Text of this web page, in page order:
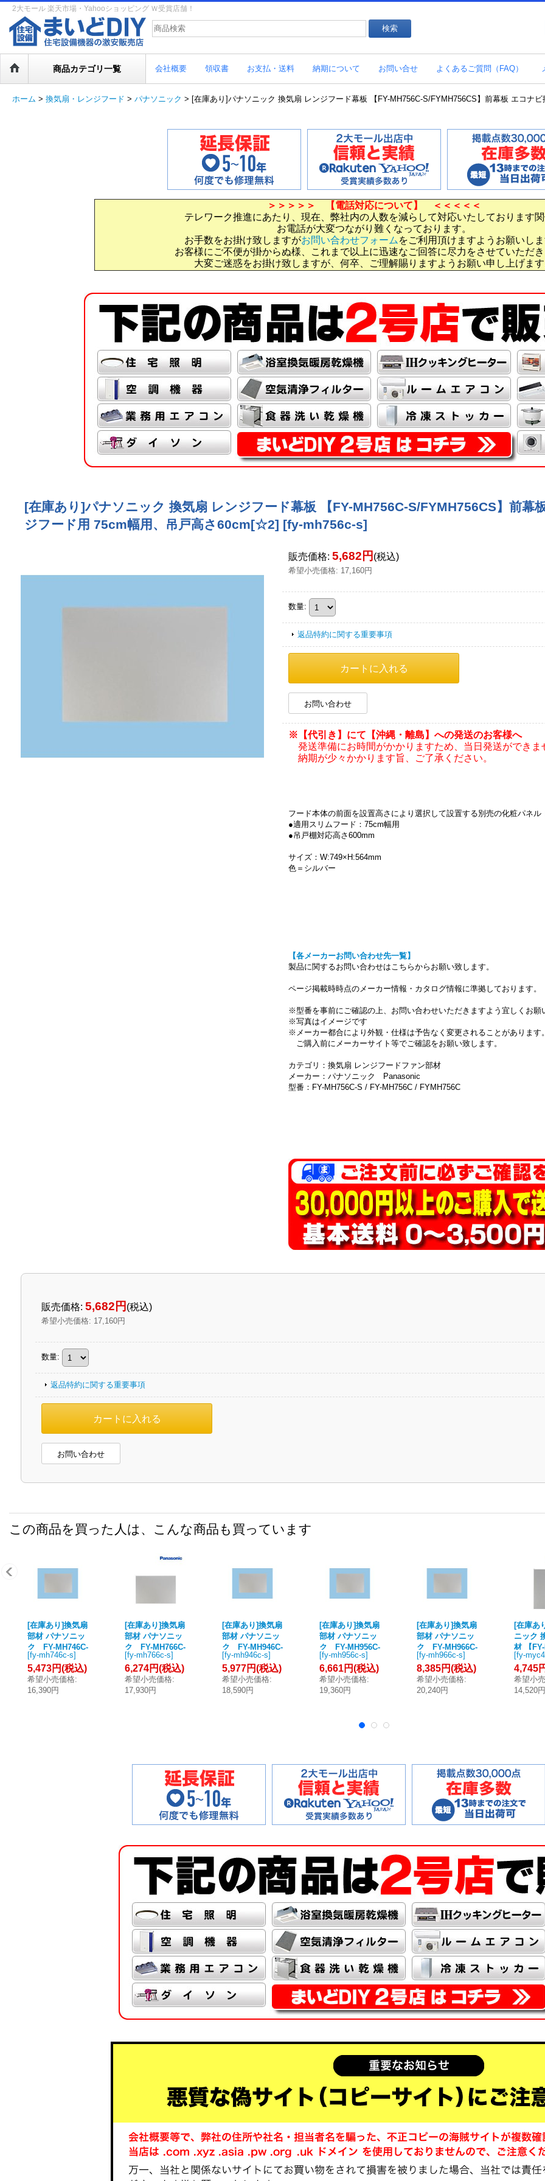
2大モール 楽天市場・Yahooショッピング Ｗ受賞店舗！
商品カテゴリ一覧 会社概要 領収書 お支払・送料 納期について お問い合せ よくあるご質問（FAQ）
ホーム > 換気扇・レンジフード > パナソニック > [在庫あり]パナソニック 換気扇 レンジフード幕板 【FY-MH756C-S/FYMH756CS】前幕板 エコナ
＞＞＞＞＞ 【電話対応について】 ＜＜＜＜＜
テレワーク推進にあたり、現在、弊社内の人数を減らして対応いたしております
お電話が大変つながり難くなっております。
お手数をお掛け致しますがお問い合わせフォーム をご利用頂けますようお願いしま
お客様にご不便が掛からぬ様、これまで以上に迅速なご回答に尽力をさせていただき
大変ご迷惑をお掛け致しますが、何卒、ご理解賜りますようお願い申し上げます
[在庫あり]パナソニック 換気扇 レンジフード幕板 【FY-MH756C-S/FYMH756CS】前幕
ジフード用 75cm幅用、吊戸高さ60cm[☆2] [fy-mh756c-s]
販売価格: 5,682円 (税込)
希望小売価格: 17,160円
数量:
返品特約に関する重要事項
お問い合わせ
※【代引き】にて【沖縄・離島】への発送のお客様へ
発送準備にお時間がかかりますため、当日発送ができま
納期が少々かかります旨、ご了承ください。
フード本体の前面を設置高さにより選択して設置する別売の化粧パネル
●適用スリムフード：75cm幅用
●吊戸棚対応高さ600mm
サイズ：W:749×H:564mm
色＝シルバー
【各メーカーお問い合わせ先一覧】
製品に関するお問い合わせはこちらからお願い致します。
ページ掲載時時点のメーカー情報・カタログ情報に準拠しております。
※型番を事前にご確認の上、お問い合わせいただきますよう宜しくお願
※写真はイメージです
※メーカー都合により外観・仕様は予告なく変更されることがあります。
ご購入前にメーカーサイト等でご確認をお願い致します。
カテゴリ：換気扇 レンジフードファン部材
メーカー：パナソニック Panasonic
型番：FY-MH756C-S / FY-MH756C / FYMH756C
販売価格: 5,682円 (税込)
希望小売価格: 17,160円
数量:
返品特約に関する重要事項
お問い合わせ
この商品を買った人は、こんな商品も買っています
[在庫あり]換気扇
部材 パナソニッ
ク FY-MH746C-
S レンジフード
用幕板 前幕板 エ
コナビ搭載フラ
ット形 レンジフ
[fy-mh746c-s]
5,473円(税込)
希望小売価格:
16,390円
[在庫あり]換気扇
部材 パナソニッ
ク FY-MH766C-
S レンジフード
用幕板 前幕板 エ
コナビ搭載フラ
ット形 レンジフ
[fy-mh766c-s]
6,274円(税込)
希望小売価格:
17,930円
[在庫あり]換気扇
部材 パナソニッ
ク FY-MH946C-
S レンジフード
用幕板 前幕板 エ
コナビ搭載フラ
ット形 レンジフ
[fy-mh946c-s]
5,977円(税込)
希望小売価格:
18,590円
[在庫あり]換気扇
部材 パナソニッ
ク FY-MH956C-
S レンジフード
用幕板 前幕板 エ
コナビ搭載フラ
ット形 レンジフ
[fy-mh956c-s]
6,661円(税込)
希望小売価格:
19,360円
[在庫あり]換気扇
部材 パナソニッ
ク FY-MH966C-
S レンジフード
用幕板 前幕板 エ
コナビ搭載フラ
ット形 レンジフ
[fy-mh966c-s]
8,385円(税込)
希望小売価格:
20,240円
[在庫あ
ニック
材 【
C-S】
コナビ
ット形レ
ード用
[fy-
4,745
希望小
14,520円